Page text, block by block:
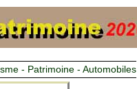
- Patrimoine - Automobiles